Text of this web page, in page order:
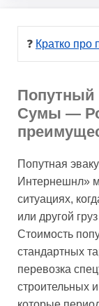
❓ Кратко про
Попутный
Сумы —
Попутная
Интернешнл»
ситуациях,
или другой
Стоимость
стандартных
перевозка
строительных